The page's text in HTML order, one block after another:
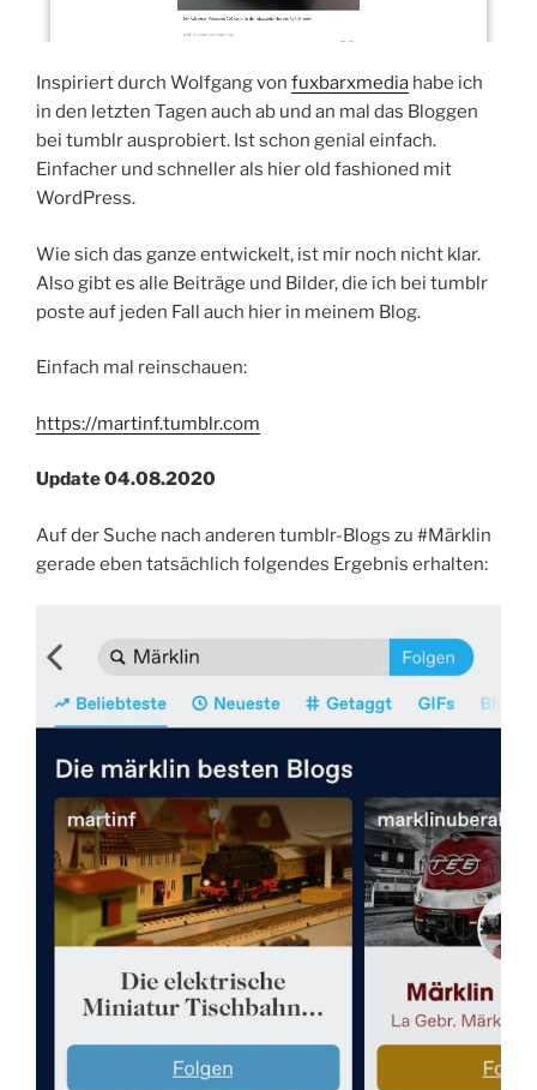
Inspiriert durch Wolfgang von fuxbarxmedia habe ich
in den letzten Tagen auch ab und an mal das Bloggen
bei tumblr ausprobiert. Ist schon genial einfach.
Einfacher und schneller als hier old fashioned mit
WordPress.
Wie sich das ganze entwickelt, ist mir noch nicht klar.
Also gibt es alle Beiträge und Bilder, die ich bei tumblr
poste auf jeden Fall auch hier in meinem Blog.
Einfach mal reinschauen:
https://martinf.tumblr.com
Update 04.08.2020
Auf der Suche nach anderen tumblr-Blogs zu #Märklin
gerade eben tatsächlich folgendes Ergebnis erhalten: